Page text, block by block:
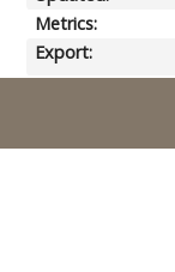
Metrics:
Export: